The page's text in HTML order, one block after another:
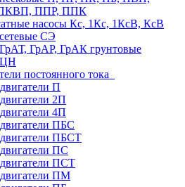
ППР, ППК
насосы Кс, 1Кс, 1КсВ, КсВ
СЭ
ГрАР, ГрАК грунтовые
ЦН
постоянного тока
П
2П
4П
ПБС
ПБСТ
ПС
ПСТ
ПМ